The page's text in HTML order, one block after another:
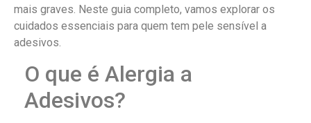
mais graves. Neste guia completo, vamos explorar os
cuidados essenciais para quem tem pele sensível a
adesivos.
O que é Alergia a
Adesivos?